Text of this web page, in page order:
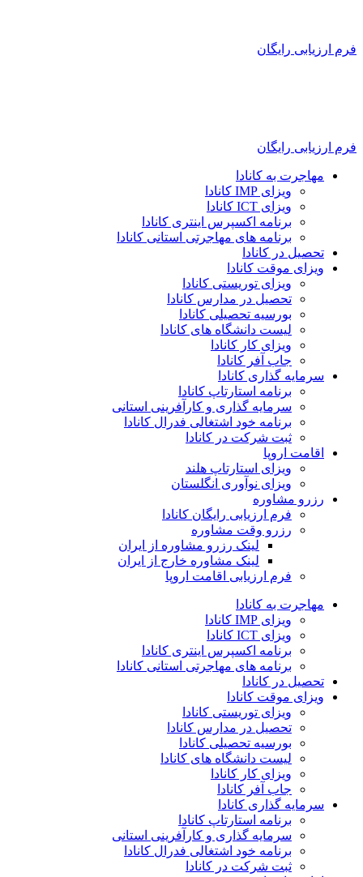
فرم ارزیابی رایگان
فرم ارزیابی رایگان
مهاجرت به کانادا
ویزای IMP کانادا
ویزای ICT کانادا
برنامه اکسپرس اینتری کانادا
برنامه های مهاجرتی استانی کانادا
تحصیل در کانادا
ویزای موقت کانادا
ویزای توریستی کانادا
تحصیل در مدارس کانادا
بورسیه تحصیلی کانادا
لیست دانشگاه های کانادا
ویزای کار کانادا
جاب آفر کانادا
سرمایه گذاری کانادا
برنامه استارتاپ کانادا
سرمایه گذاری و کارآفرینی استانی
برنامه خود اشتغالی فدرال کانادا
ثبت شرکت در کانادا
اقامت اروپا
ویزای استارتاپ هلند
ویزای نوآوری انگلستان
رزرو مشاوره
فرم ارزیابی رایگان کانادا
رزرو وقت مشاوره
لینک رزرو مشاوره از ایران
لینک مشاوره خارج از ایران
فرم ارزیابی اقامت اروپا
مهاجرت به کانادا
ویزای IMP کانادا
ویزای ICT کانادا
برنامه اکسپرس اینتری کانادا
برنامه های مهاجرتی استانی کانادا
تحصیل در کانادا
ویزای موقت کانادا
ویزای توریستی کانادا
تحصیل در مدارس کانادا
بورسیه تحصیلی کانادا
لیست دانشگاه های کانادا
ویزای کار کانادا
جاب آفر کانادا
سرمایه گذاری کانادا
برنامه استارتاپ کانادا
سرمایه گذاری و کارآفرینی استانی
برنامه خود اشتغالی فدرال کانادا
ثبت شرکت در کانادا